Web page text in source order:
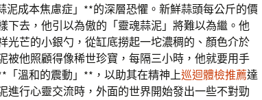
泥成本焦慮症」**的深層恐懼。新鮮蒜頭每公斤的價
下去，他引以為傲的「靈魂蒜泥」將難以為繼。他
光芒的小銀勺，從缸底撈起一坨濃稠的、顏色介於
被他照顧得像稀世珍寶，每隔三小時，他就要用手
「溫和的震動」**，以助其在精神上巡迴體檢推薦達
進行心靈交流時，外面的世界開始發出一些不對勁